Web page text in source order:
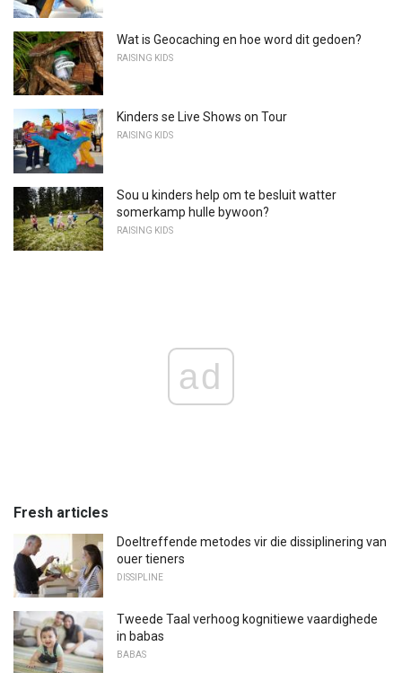
Wat is Geocaching en hoe word dit gedoen?
RAISING KIDS
Kinders se Live Shows on Tour
RAISING KIDS
Sou u kinders help om te besluit watter
somerkamp hulle bywoon?
RAISING KIDS
ad
Fresh articles
Doeltreffende metodes vir die dissiplinering van
ouer tieners
DISSIPLINE
Tweede Taal verhoog kognitiewe vaardighede
in babas
BABAS